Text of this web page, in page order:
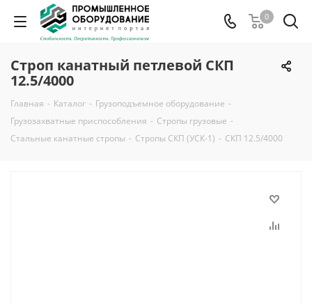
0
Строп канатный петлевой СКП
12.5/4000
Главная - Каталог - Грузоподъемное оборудование -
Грузозахватные приспособления - Стропы грузовые -
Стальные канатные стропы - Стропы СКП (УСК-1) - СКП 12.5/4000